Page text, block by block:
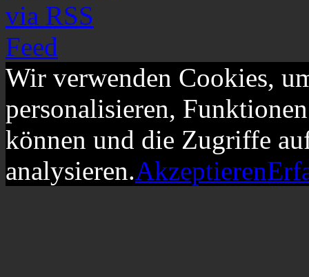
Wir verwenden Cookies,
personalisieren,
können und die Zugriffe
analysieren.Akzeptieren